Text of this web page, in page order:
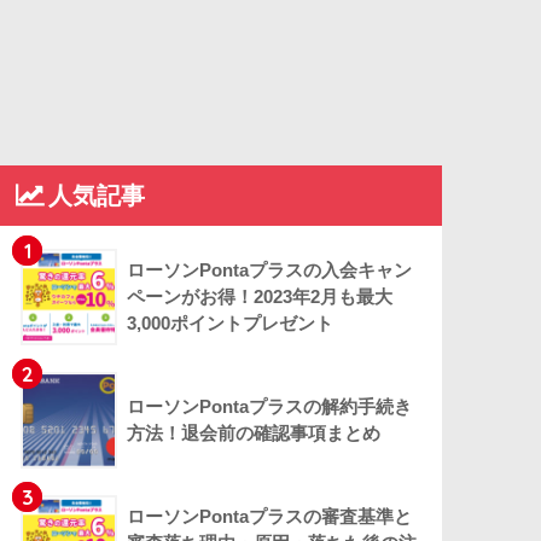
人気記事
1
ローソンPontaプラスの入会キャン
ペーンがお得！2023年2月も最大
3,000ポイントプレゼント
2
ローソンPontaプラスの解約手続き
方法！退会前の確認事項まとめ
3
ローソンPontaプラスの審査基準と